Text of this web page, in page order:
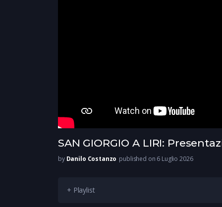
SAN GIORGIO A LIRI:
by Danilo Costanzo published on 6 Luglio 2026
+ Playlist